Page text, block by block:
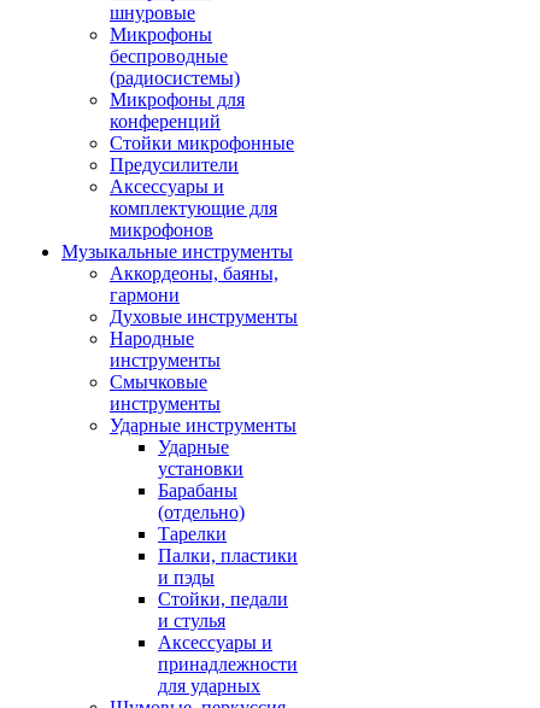
шнуровые
Микрофоны
беспроводные
(радиосистемы)
Микрофоны для
конференций
Стойки микрофонные
Предусилители
Аксессуары и
комплектующие для
микрофонов
Музыкальные инструменты
Аккордеоны, баяны,
гармони
Духовые инструменты
Народные
инструменты
Смычковые
инструменты
Ударные инструменты
Ударные
установки
Барабаны
(отдельно)
Тарелки
Палки, пластики
и пэды
Стойки, педали
и стулья
Аксессуары и
принадлежности
для ударных